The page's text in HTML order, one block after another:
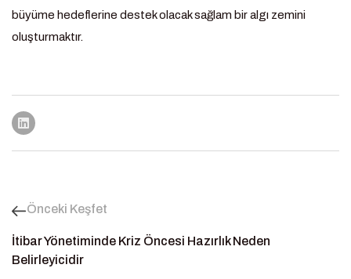
büyüme hedeflerine destek olacak sağlam bir algı zemini
oluşturmaktır.
Önceki Keşfet
İtibar Yönetiminde Kriz Öncesi Hazırlık Neden
Belirleyicidir